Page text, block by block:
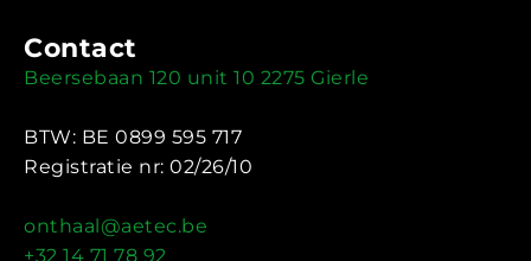
Contact
Beersebaan 120 unit 10 2275 Gierle
BTW: BE 0899 595 717
Registratie nr: 02/26/10
onthaal@aetec.be
+32 14 71 78 92